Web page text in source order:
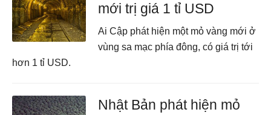
mới trị giá 1 tỉ USD
Ai Cập phát hiện một mỏ vàng mới ở
vùng sa mạc phía đông, có giá trị tới
hơn 1 tỉ USD.
Nhật Bản phát hiện mỏ